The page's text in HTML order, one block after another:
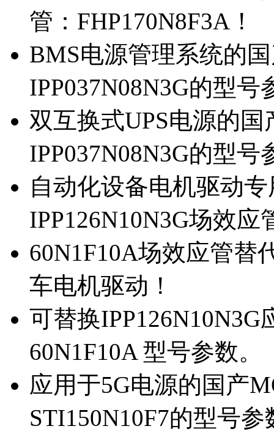
管：FHP170N8F3A！
BMS电源管理系统的
IPP037N08N3G的型号
双互换式UPS电源的
IPP037N08N3G的型号
自动化设备电机驱动
IPP126N10N3G场效应
60N1F10A场效应管替
车电机驱动！
可替换
60N1F10A 型号参数。
应用于5G电源的国产
STI150N10F7的型号参